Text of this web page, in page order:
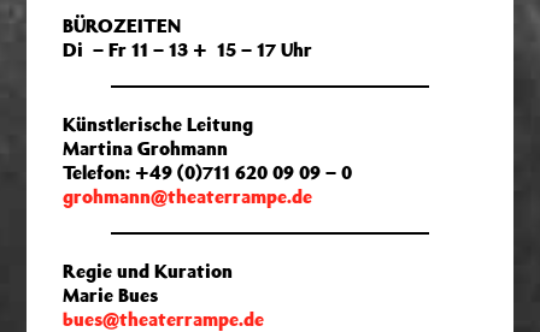
BÜROZEITEN
Di – Fr 11 – 13 + 15 – 17 Uhr
Künstlerische Leitung
Martina Grohmann
Telefon: +49 (0)711 620 09 09 – 0
grohmann@theaterrampe.de
Regie und Kuration
Marie Bues
bues@theaterrampe.de